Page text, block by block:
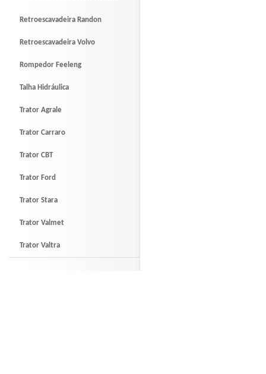
Retroescavadeira Randon
Retroescavadeira Volvo
Rompedor Feeleng
Talha Hidráulica
Trator Agrale
Trator Carraro
Trator CBT
Trator Ford
Trator Stara
Trator Valmet
Trator Valtra